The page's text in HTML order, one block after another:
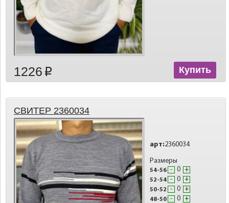
1226 p Купить
СВИТЕР 2360034
арт:2360034
Размеры
54-56 - +
52-54 - +
50-52 - +
48-50 - +